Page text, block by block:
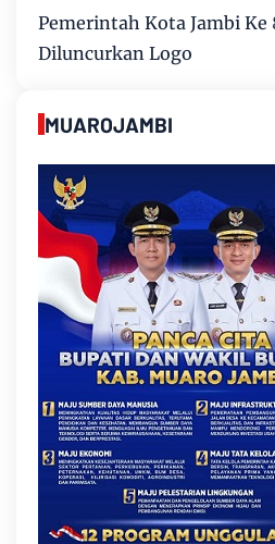
Pemerintah Kota Jambi Ke
Diluncurkan Logo
MUAROJAMBI